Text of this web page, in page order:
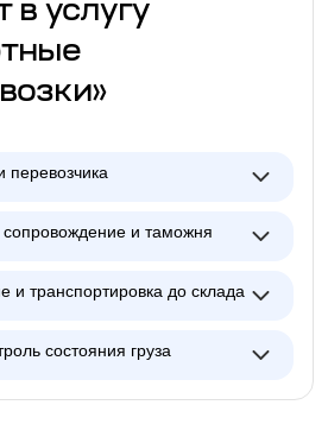
в услугу
перевозчика
и таможня
и транспортировка до склада
состояния груза